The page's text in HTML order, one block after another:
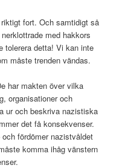
fort. Och samtidigt så
med hakkors
tolerera detta! Vi kan inte
måste trenden vändas.
har makten över vilka
organisationer och
ur och beskriva nazistiska
det få konsekvenser.
fördömer nazistvåldet
komma ihåg vänstern